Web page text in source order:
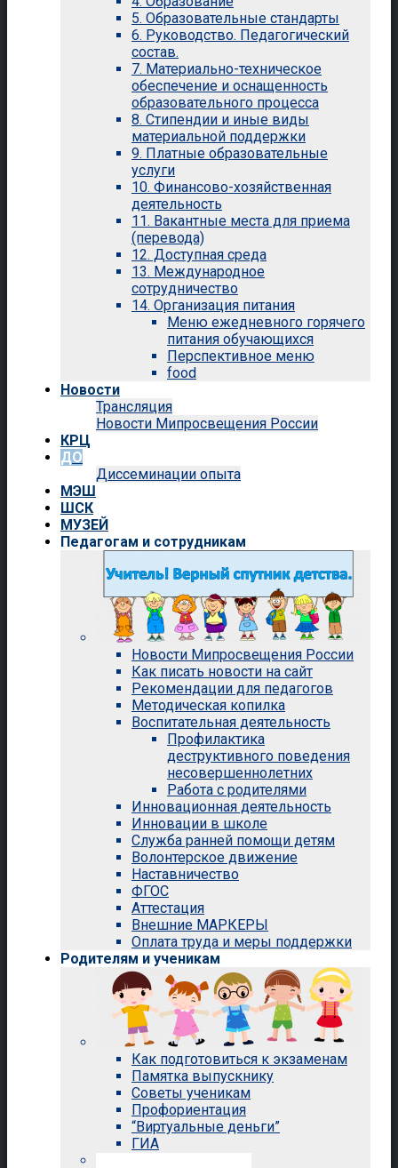
5. Образовательные стандарты
6. Руководство. Педагогический
состав.
7. Материально-техническое
обеспечение и оснащенность
образовательного процесса
8. Стипендии и иные виды
материальной поддержки
9. Платные образовательные
услуги
10. Финансово-хозяйственная
деятельность
11. Вакантные места для приема
(перевода)
12. Доступная среда
13. Международное
сотрудничество
14. Организация питания
Меню ежедневного горячего
питания обучающихся
Перспективное меню
food
Новости
Трансляция
Новости Мипросвещения России
КРЦ
ДО
Диссеминации опыта
МЭШ
ШСК
МУЗЕЙ
Педагогам и сотрудникам
Новости Мипросвещения России
Как писать новости на сайт
Рекомендации для педагогов
Методическая копилка
Воспитательная деятельность
Профилактика
деструктивного поведения
несовершеннолетних
Работа с родителями
Инновационная деятельность
Инновации в школе
Служба ранней помощи детям
Волонтерское движение
Наставничество
ФГОС
Аттестация
Внешние МАРКЕРЫ
Оплата труда и меры поддержки
Родителям и ученикам
Как подготовиться к экзаменам
Памятка выпускнику
Советы ученикам
Профориентация
“Виртуальные деньги”
ГИА